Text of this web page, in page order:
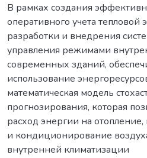
В рамках создания
оперативного учета тепловой
разработки и внедрения
управления режимами
современных зданий,
использование
математическая модель
прогнозирования, которая
расход энергии на
и кондиционирование
внутренней климатизации